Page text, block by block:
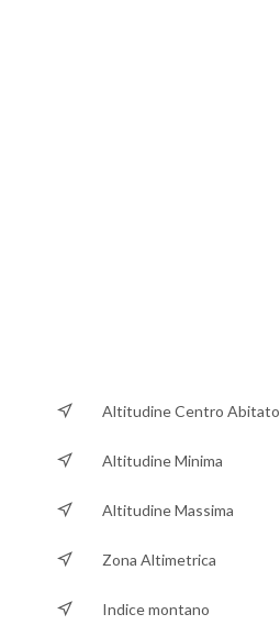
Altitudine Centro Abitato
Altitudine Minima
Altitudine Massima
Zona Altimetrica
Indice montano